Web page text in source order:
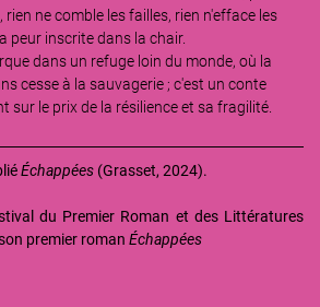
ne comble les failles, rien n'efface les
peur inscrite dans la chair.
dans un refuge loin du monde, où la
cesse à la sauvagerie ; c'est un conte
sur le prix de la résilience et sa fragilité.
Échappées (Grasset, 2024).
du Premier Roman et des Littératures
premier roman Échappées